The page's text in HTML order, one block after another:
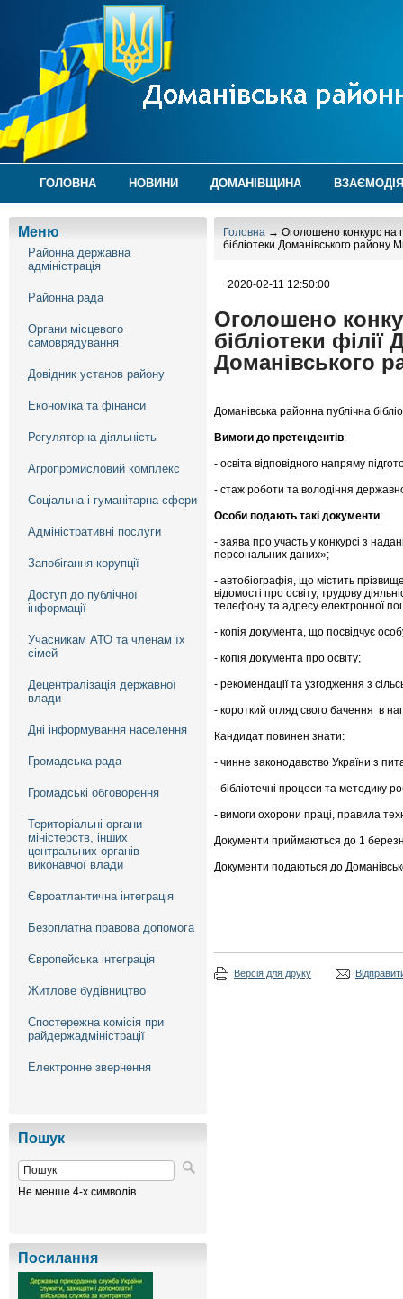
ГОЛОВНА НОВИНИ ДОМАНІВЩИНА
Меню
Районна державна
адміністрація
Районна рада
Органи місцевого
самоврядування
Довідник установ району
Економіка та фінанси
Регуляторна діяльність
Агропромисловий комплекс
Соціальна і гуманітарна сфери
Адміністративні послуги
Запобігання корупції
Доступ до публічної
інформації
Учасникам АТО та членам їх
сімей
Децентралізація державної
влади
Дні інформування населення
Громадська рада
Громадські обговорення
Територіальні органи
міністерств, інших
центральних органів
виконавчої влади
Євроатлантична інтеграція
Безоплатна правова допомога
Європейська інтеграція
Житлове будівництво
Спостережна комісія при
райдержадміністрації
Електронне звернення
Пошук
Не менше 4-х символів
Посилання
Головна → Оголошено конкурс на
бібліотеки Доманівського району
2020-02-11 12:50:00
Оголошено
бібліотеки філії
Доманівського
Доманівська районна публічна
Вимоги до претендентів:
- освіта відповідного напряму
- стаж роботи та володіння
Особи подають такі документи:
- заява про участь у конкурсі з
персональних даних»;
- автобіографія, що містить
відомості про освіту, трудову
телефону та адресу електронної
- копія документа, що посвідчує
- копія документа про освіту;
- рекомендації та узгодження з
- короткий огляд свого бачення в
Кандидат повинен знати:
- чинне законодавство України з
- бібліотечні процеси та методику
- вимоги охорони праці, правила
Документи приймаються до 1
Документи подаються до
Версія для друку